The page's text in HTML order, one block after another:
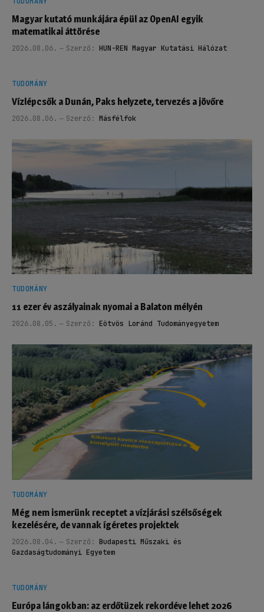
Magyar kutató munkájára épül az OpenAI egyik
matematikai áttörése
2026.08.06. Szerző: HUN-REN Magyar Kutatási Hálózat
TUDOMÁNY
Vízlépcsők a Dunán, Paks helyzete, tervezés a jövőre
2026.08.06. Szerző: Másfélfok
TUDOMÁNY
11 ezer év aszályainak nyomai a Balaton mélyén
2026.08.05. Szerző: Eötvös Loránd Tudományegyetem
TUDOMÁNY
Még nem ismerünk receptet a vízjárási szélsőségek
kezelésére, de vannak ígéretes projektek
2026.08.04. Szerző: Budapesti Műszaki és
Gazdaságtudományi Egyetem
TUDOMÁNY
Európa lángokban: az erdőtüzek rekordéve lehet 2026